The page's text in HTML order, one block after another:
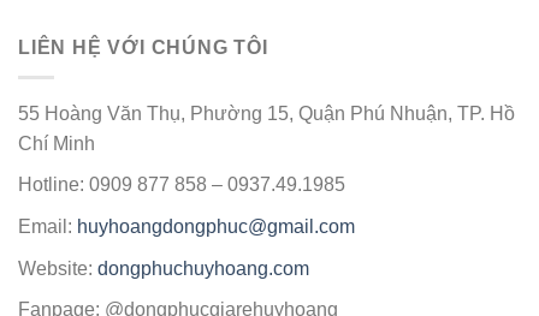
LIÊN HỆ VỚI CHÚNG TÔI
55 Hoàng Văn Thụ, Phường 15, Quận Phú Nhuận, TP. Hồ
Chí Minh
Hotline: 0909 877 858 – 0937.49.1985
Email: huyhoangdongphuc@gmail.com
Website: dongphuchuyhoang.com
Fanpage: @dongphucgiarehuyhoang